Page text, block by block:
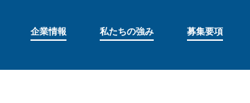
企業情報 私たちの強み 募集要項